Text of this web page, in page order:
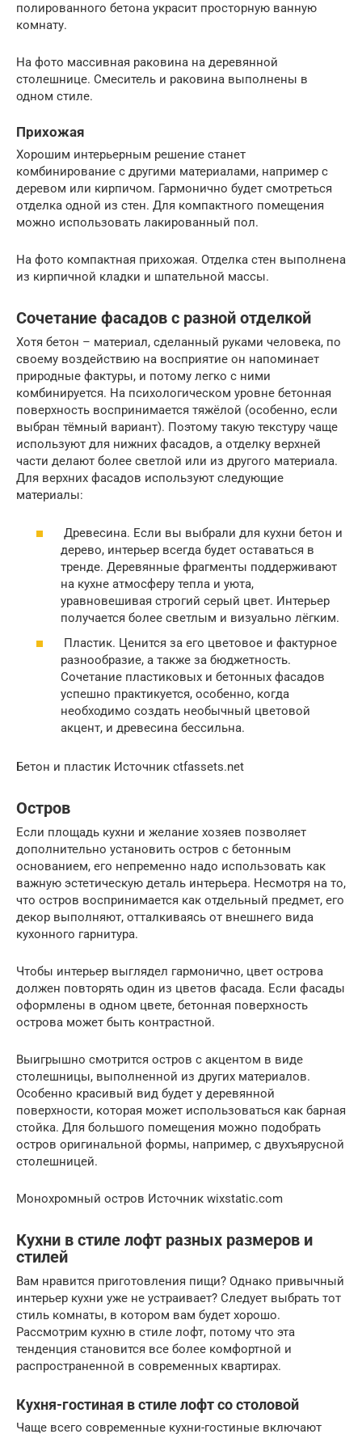
полированного бетона украсит просторную ванную
комнату.
На фото массивная раковина на деревянной
столешнице. Смеситель и раковина выполнены в
одном стиле.
Прихожая
Хорошим интерьерным решение станет
комбинирование с другими материалами, например с
деревом или кирпичом. Гармонично будет смотреться
отделка одной из стен. Для компактного помещения
можно использовать лакированный пол.
На фото компактная прихожая. Отделка стен выполнена
из кирпичной кладки и шпательной массы.
Сочетание фасадов с разной отделкой
Хотя бетон – материал, сделанный руками человека, по
своему воздействию на восприятие он напоминает
природные фактуры, и потому легко с ними
комбинируется. На психологическом уровне бетонная
поверхность воспринимается тяжёлой (особенно, если
выбран тёмный вариант). Поэтому такую текстуру чаще
используют для нижних фасадов, а отделку верхней
части делают более светлой или из другого материала.
Для верхних фасадов используют следующие
материалы:
Древесина. Если вы выбрали для кухни бетон и
дерево, интерьер всегда будет оставаться в
тренде. Деревянные фрагменты поддерживают
на кухне атмосферу тепла и уюта,
уравновешивая строгий серый цвет. Интерьер
получается более светлым и визуально лёгким.
Пластик. Ценится за его цветовое и фактурное
разнообразие, а также за бюджетность.
Сочетание пластиковых и бетонных фасадов
успешно практикуется, особенно, когда
необходимо создать необычный цветовой
акцент, и древесина бессильна.
Бетон и пластик Источник ctfassets.net
Остров
Если площадь кухни и желание хозяев позволяет
дополнительно установить остров с бетонным
основанием, его непременно надо использовать как
важную эстетическую деталь интерьера. Несмотря на то,
что остров воспринимается как отдельный предмет, его
декор выполняют, отталкиваясь от внешнего вида
кухонного гарнитура.
Чтобы интерьер выглядел гармонично, цвет острова
должен повторять один из цветов фасада. Если фасады
оформлены в одном цвете, бетонная поверхность
острова может быть контрастной.
Выигрышно смотрится остров с акцентом в виде
столешницы, выполненной из других материалов.
Особенно красивый вид будет у деревянной
поверхности, которая может использоваться как барная
стойка. Для большого помещения можно подобрать
остров оригинальной формы, например, с двухъярусной
столешницей.
Монохромный остров Источник wixstatic.com
Кухни в стиле лофт разных размеров и
стилей
Вам нравится приготовления пищи? Однако привычный
интерьер кухни уже не устраивает? Следует выбрать тот
стиль комнаты, в котором вам будет хорошо.
Рассмотрим кухню в стиле лофт, потому что эта
тенденция становится все более комфортной и
распространенной в современных квартирах.
Кухня-гостиная в стиле лофт со столовой
Чаще всего современные кухни-гостиные включают